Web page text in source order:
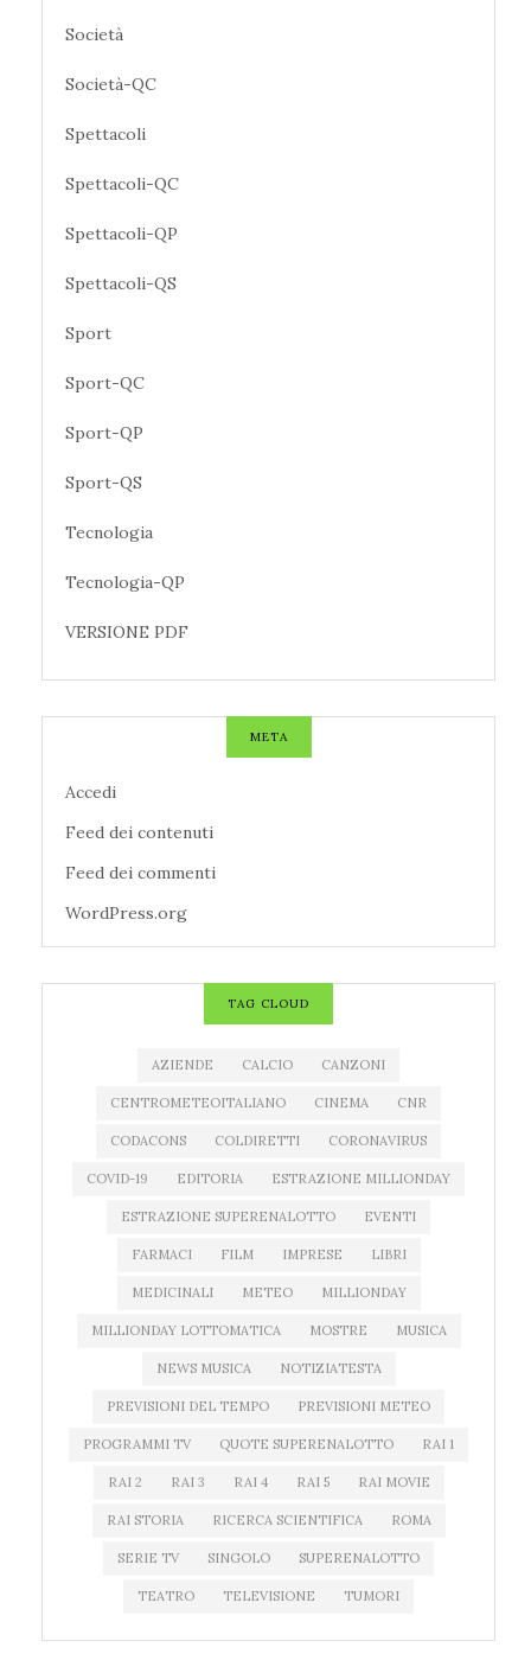
Società
Società-QC
Spettacoli
Spettacoli-QC
Spettacoli-QP
Spettacoli-QS
Sport
Sport-QC
Sport-QP
Sport-QS
Tecnologia
Tecnologia-QP
VERSIONE PDF
META
Accedi
Feed dei contenuti
Feed dei commenti
WordPress.org
TAG CLOUD
AZIENDE CALCIO CANZONI
CENTROMETEOITALIANO CINEMA CNR
CODACONS COLDIRETTI CORONAVIRUS
COVID-19 EDITORIA ESTRAZIONE MILLIONDAY
ESTRAZIONE SUPERENALOTTO EVENTI
FARMACI FILM IMPRESE LIBRI
MEDICINALI METEO MILLIONDAY
MILLIONDAY LOTTOMATICA MOSTRE MUSICA
NEWS MUSICA NOTIZIATESTA
PREVISIONI DEL TEMPO PREVISIONI METEO
PROGRAMMI TV QUOTE SUPERENALOTTO RAI 1
RAI 2 RAI 3 RAI 4 RAI 5 RAI MOVIE
RAI STORIA RICERCA SCIENTIFICA ROMA
SERIE TV SINGOLO SUPERENALOTTO
TEATRO TELEVISIONE TUMORI